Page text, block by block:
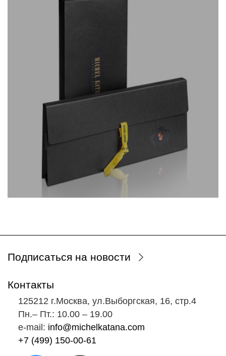
Подписаться на новости
Контакты
125212 г.Москва, ул.Выборгская, 16, стр.4
Пн.‒ Пт.: 10.00 ‒ 19.00
e-mail: info@michelkatana.com
+7 (499) 150-00-61